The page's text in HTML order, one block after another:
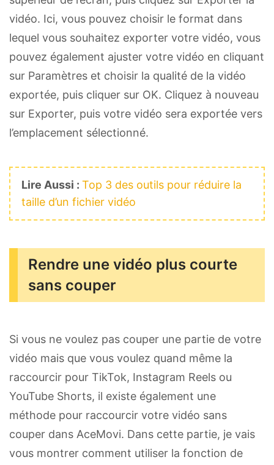
vidéo. Ici, vous pouvez choisir le format dans
lequel vous souhaitez exporter votre vidéo, vous
pouvez également ajuster votre vidéo en cliquant
sur Paramètres et choisir la qualité de la vidéo
exportée, puis cliquer sur OK. Cliquez à nouveau
sur Exporter, puis votre vidéo sera exportée vers
l’emplacement sélectionné.
Lire Aussi : Top 3 des outils pour réduire la
taille d’un fichier vidéo
Rendre une vidéo plus courte
sans couper
Si vous ne voulez pas couper une partie de votre
vidéo mais que vous voulez quand même la
raccourcir pour TikTok, Instagram Reels ou
YouTube Shorts, il existe également une
méthode pour raccourcir votre vidéo sans
couper dans AceMovi. Dans cette partie, je vais
vous montrer comment utiliser la fonction de